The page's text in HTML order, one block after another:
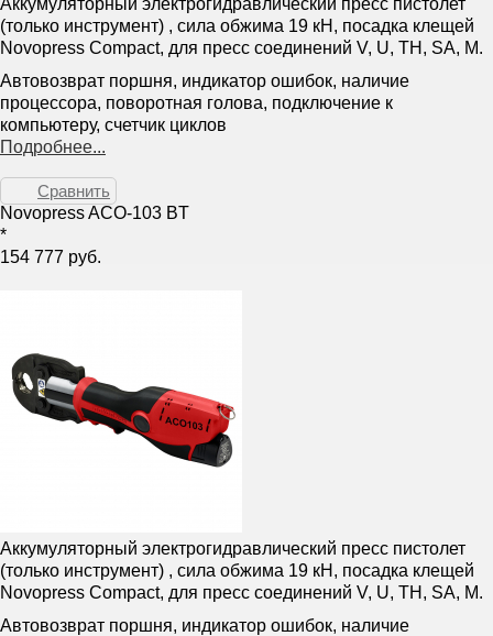
Аккумуляторный электрогидравлический пресс пистолет
(только инструмент) , сила обжима 19 кН, посадка клещей
Novopress Compact, для пресс соединений V, U, TH, SA, M.
Автовозврат поршня, индикатор ошибок, наличие
процессора, поворотная голова, подключение к
компьютеру, счетчик циклов
Подробнее...
Сравнить
Novopress ACO-103 BT
*
154 777 руб.
Аккумуляторный электрогидравлический пресс пистолет
(только инструмент) , сила обжима 19 кН, посадка клещей
Novopress Compact, для пресс соединений V, U, TH, SA, M.
Автовозврат поршня, индикатор ошибок, наличие